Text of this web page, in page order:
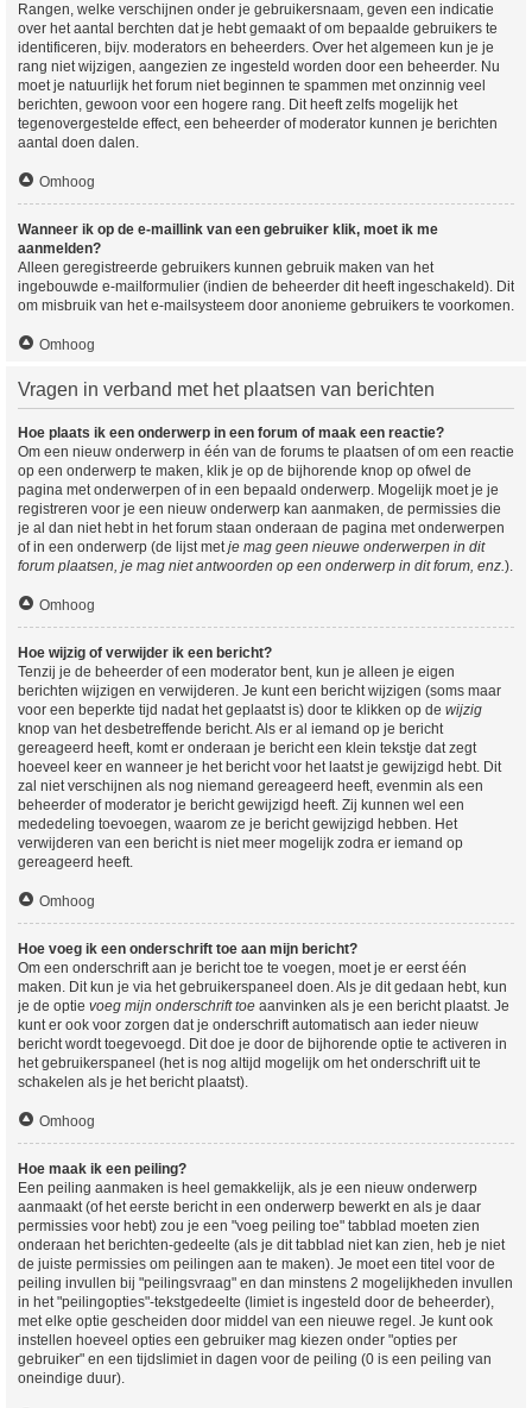
Rangen, welke verschijnen onder je gebruikersnaam, geven een indicatie
over het aantal berchten dat je hebt gemaakt of om bepaalde gebruikers te
identificeren, bijv. moderators en beheerders. Over het algemeen kun je je
rang niet wijzigen, aangezien ze ingesteld worden door een beheerder. Nu
moet je natuurlijk het forum niet beginnen te spammen met onzinnig veel
berichten, gewoon voor een hogere rang. Dit heeft zelfs mogelijk het
tegenovergestelde effect, een beheerder of moderator kunnen je berichten
aantal doen dalen.
Omhoog
Wanneer ik op de e-maillink van een gebruiker klik, moet ik me
aanmelden?
Alleen geregistreerde gebruikers kunnen gebruik maken van het
ingebouwde e-mailformulier (indien de beheerder dit heeft ingeschakeld). Dit
om misbruik van het e-mailsysteem door anonieme gebruikers te voorkomen.
Omhoog
Vragen in verband met het plaatsen van berichten
Hoe plaats ik een onderwerp in een forum of maak een reactie?
Om een nieuw onderwerp in één van de forums te plaatsen of om een reactie
op een onderwerp te maken, klik je op de bijhorende knop op ofwel de
pagina met onderwerpen of in een bepaald onderwerp. Mogelijk moet je je
registreren voor je een nieuw onderwerp kan aanmaken, de permissies die
je al dan niet hebt in het forum staan onderaan de pagina met onderwerpen
of in een onderwerp (de lijst metje mag geen nieuwe onderwerpen in dit
forum plaatsen, je mag niet antwoorden op een onderwerp in dit forum, enz.).
Omhoog
Hoe wijzig of verwijder ik een bericht?
Tenzij je de beheerder of een moderator bent, kun je alleen je eigen
berichten wijzigen en verwijderen. Je kunt een bericht wijzigen (soms maar
voor een beperkte tijd nadat het geplaatst is) door te klikken op de wijzig
knop van het desbetreffende bericht. Als er al iemand op je bericht
gereageerd heeft, komt er onderaan je bericht een klein tekstje dat zegt
hoeveel keer en wanneer je het bericht voor het laatst je gewijzigd hebt. Dit
zal niet verschijnen als nog niemand gereageerd heeft, evenmin als een
beheerder of moderator je bericht gewijzigd heeft. Zij kunnen wel een
mededeling toevoegen, waarom ze je bericht gewijzigd hebben. Het
verwijderen van een bericht is niet meer mogelijk zodra er iemand op
gereageerd heeft.
Omhoog
Hoe voeg ik een onderschrift toe aan mijn bericht?
Om een onderschrift aan je bericht toe te voegen, moet je er eerst één
maken. Dit kun je via het gebruikerspaneel doen. Als je dit gedaan hebt, kun
je de optie voeg mijn onderschrift toe aanvinken als je een bericht plaatst. Je
kunt er ook voor zorgen dat je onderschrift automatisch aan ieder nieuw
bericht wordt toegevoegd. Dit doe je door de bijhorende optie te activeren in
het gebruikerspaneel (het is nog altijd mogelijk om het onderschrift uit te
schakelen als je het bericht plaatst).
Omhoog
Hoe maak ik een peiling?
Een peiling aanmaken is heel gemakkelijk, als je een nieuw onderwerp
aanmaakt (of het eerste bericht in een onderwerp bewerkt en als je daar
permissies voor hebt) zou je een "voeg peiling toe" tabblad moeten zien
onderaan het berichten-gedeelte (als je dit tabblad niet kan zien, heb je niet
de juiste permissies om peilingen aan te maken). Je moet een titel voor de
peiling invullen bij "peilingsvraag" en dan minstens 2 mogelijkheden invullen
in het "peilingopties"-tekstgedeelte (limiet is ingesteld door de beheerder),
met elke optie gescheiden door middel van een nieuwe regel. Je kunt ook
instellen hoeveel opties een gebruiker mag kiezen onder "opties per
gebruiker" en een tijdslimiet in dagen voor de peiling (0 is een peiling van
oneindige duur).